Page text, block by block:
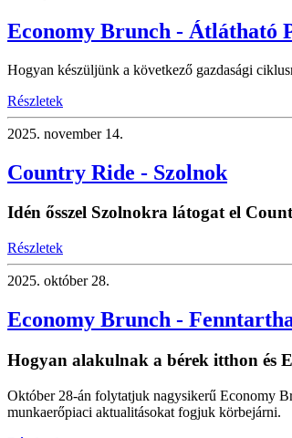
Economy Brunch - Átlátható
Hogyan készüljünk a következő gazdasági
Részletek
2025. november 14.
Country Ride - Szolnok
Idén ősszel Szolnokra látogat el
Részletek
2025. október 28.
Economy Brunch -
Hogyan alakulnak a bérek itthon és
Október 28-án folytatjuk nagysikerű Economy
munkaerőpiaci aktualitásokat fogjuk körbejárni.